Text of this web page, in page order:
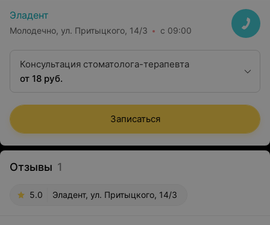
Эладент
Молодечно, ул. Притыцкого, 14/3 с 09:00
Консультация стоматолога-терапевта
от 18 руб.
Записаться
Отзывы 1
5.0 Эладент, ул. Притыцкого, 14/3